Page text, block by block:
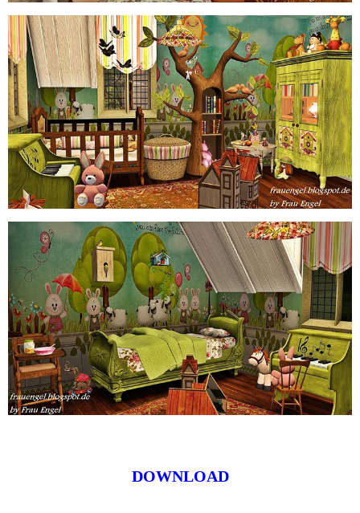
DOWNLOAD